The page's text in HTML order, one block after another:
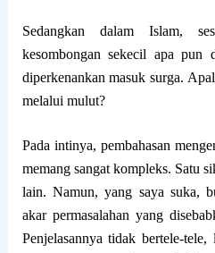
Sedangkan dalam Islam,
kesombongan sekecil apa
diperkenankan masuk surga.
melalui mulut?
Pada intinya, pembahasan
memang sangat kompleks. Satu
lain. Namun, yang saya suka,
akar permasalahan yang
Penjelasannya tidak bertele-